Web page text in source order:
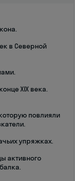
в Северной
XIX века.
повлияли
упряжках.
активного